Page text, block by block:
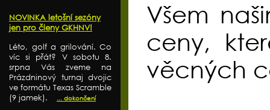
NOVINKA letošní sezóny
jen pro členy GKHNV!
Léto, golf a grilování. Co
víc si přát? V sobotu 8.
srpna Vás zveme na
Prázdninový turnaj dvojic
ve formátu Texas Scramble
(9 jamek).
... dokončení
Všem
ceny,
věcných